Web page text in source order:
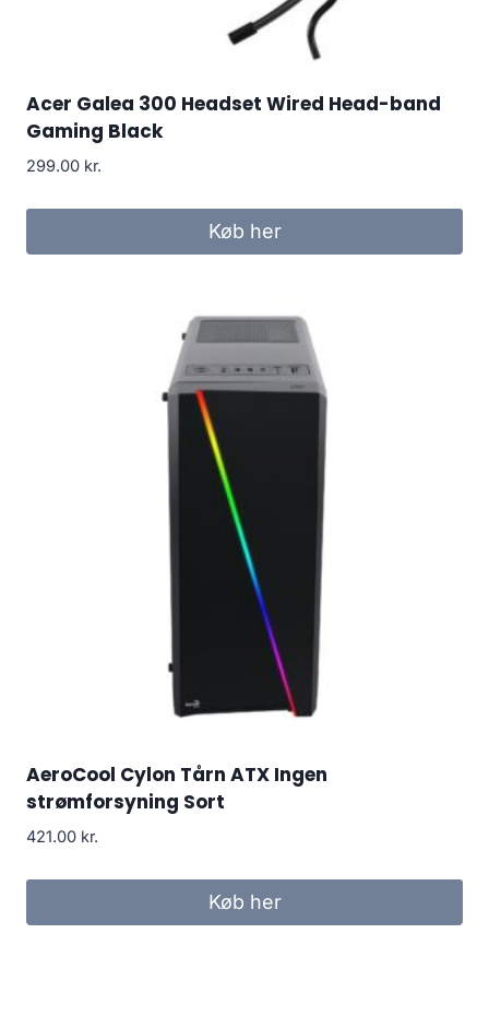
Acer Galea 300 Headset Wired Head-band
Gaming Black
299.00 kr.
Køb her
AeroCool Cylon Tårn ATX Ingen
strømforsyning Sort
421.00 kr.
Køb her